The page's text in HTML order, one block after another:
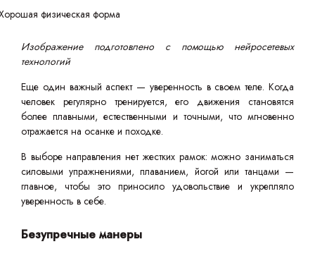
Изображение подготовлено с помощью нейросетевых
технологий
Еще один важный аспект — уверенность в своем теле. Когда
человек регулярно тренируется, его движения становятся
более плавными, естественными и точными, что мгновенно
отражается на осанке и походке.
В выборе направления нет жестких рамок: можно заниматься
силовыми упражнениями, плаванием, йогой или танцами —
главное, чтобы это приносило удовольствие и укрепляло
уверенность в себе.
Безупречные манеры